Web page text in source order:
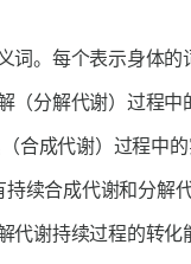
词。每个表示身体
（分解代谢）过程中
合成代谢）过程中
续合成代谢和分解代
代谢持续过程的转